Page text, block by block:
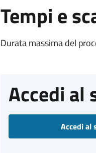
Tempi e
Durata massima del
Accedi al
Accedi al